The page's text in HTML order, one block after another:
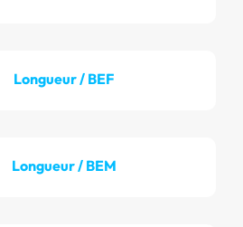
Longueur / BEF
Longueur / BEM